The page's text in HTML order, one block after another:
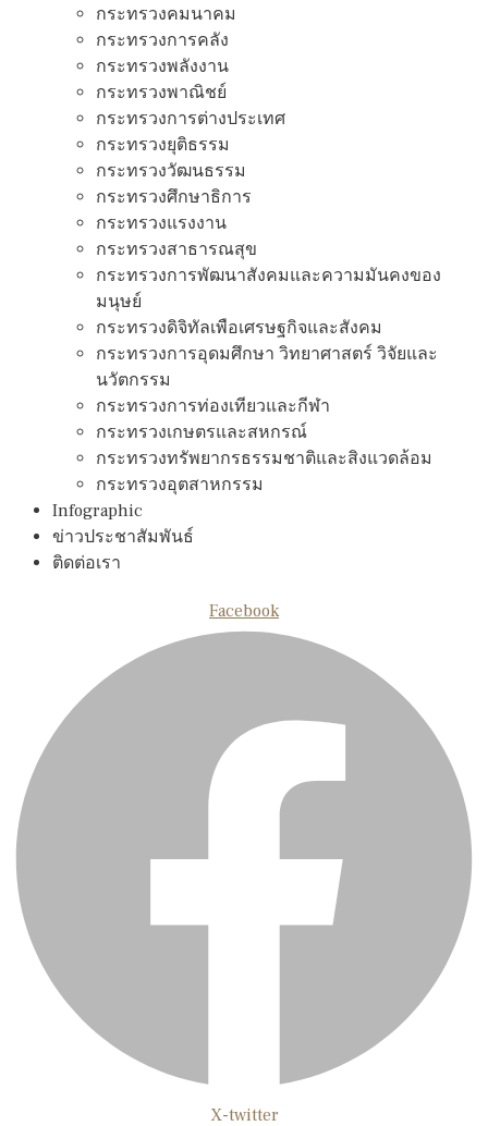
กระทรวงคมนาคม
กระทรวงการคลัง
กระทรวงพลังงาน
กระทรวงพาณิชย์
กระทรวงการต่างประเทศ
กระทรวงยุติธรรม
กระทรวงวัฒนธรรม
กระทรวงศึกษาธิการ
กระทรวงแรงงาน
กระทรวงสาธารณสุข
กระทรวงการพัฒนาสังคมและความมันคงของ
มนุษย์
กระทรวงดิจิทัลเพือเศรษฐกิจและสังคม
กระทรวงการอุดมศึกษา วิทยาศาสตร์ วิจัยและ
นวัตกรรม
กระทรวงการท่องเทียวและกีฬา
กระทรวงเกษตรและสหกรณ์
กระทรวงทรัพยากรธรรมชาติและสิงแวดล้อม
กระทรวงอุตสาหกรรม
Infographic
ข่าวประชาสัมพันธ์
ติดต่อเรา
Facebook
X-twitter